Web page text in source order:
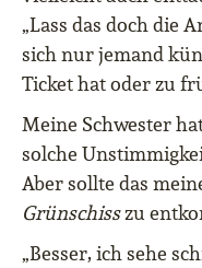
„Lass das doch die
sich nur jemand
Ticket hat oder zu
Meine Schwester
solche
Aber sollte das
Grünschisszu
„Besser, ich sehe